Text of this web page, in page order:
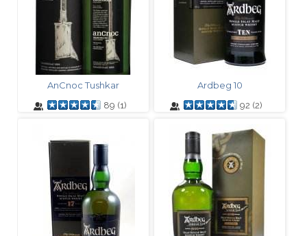
AnCnoc Tushkar
89 (1)
Ardbeg 10
92 (2)